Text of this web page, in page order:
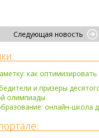
Следующая новость
как
и призеры
олимпиады
онлайн-школа